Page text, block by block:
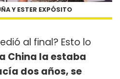
Y ESTER EXPÓSITO
al final? Esto lo
China la estaba
dos años, se